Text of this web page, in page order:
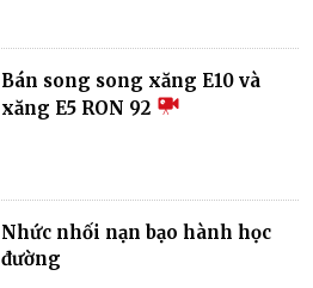
Bán song song xăng E10 và
xăng E5 RON 92
Nhức nhối nạn bạo hành học
đường